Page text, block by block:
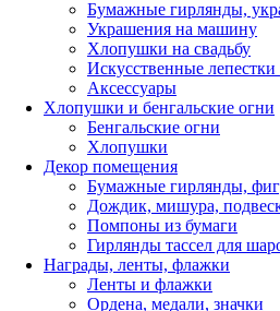
Бумажные гирлянды,
Украшения на машину
Хлопушки на свадьбу
Искусственные лепестки
Аксессуары
Хлопушки и бенгальские огни
Бенгальские огни
Хлопушки
Декор помещения
Бумажные гирлянды,
Дождик, мишура,
Помпоны из бумаги
Гирлянды тассел для
Награды, ленты, флажки
Ленты и флажки
Ордена, медали, значки